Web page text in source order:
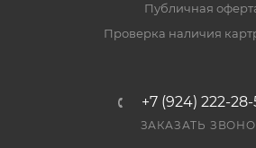
Публичная
Проверка наличия
+7 (924) 222-
ЗАКАЗАТЬ